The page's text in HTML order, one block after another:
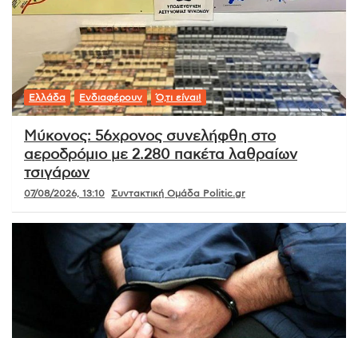
Ελλάδα Ενδιαφέρουν Ό,τι είναι!
Μύκονος: 56χρονος συνελήφθη στο
αεροδρόμιο με 2.280 πακέτα λαθραίων
τσιγάρων
07/08/2026, 13:10 Συντακτική Ομάδα Politic.gr